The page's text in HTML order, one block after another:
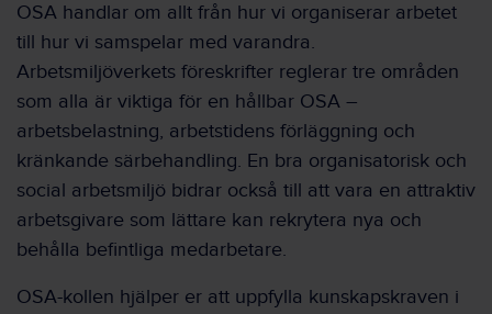
OSA handlar om allt från hur vi organiserar arbetet
till hur vi samspelar med varandra.
Arbetsmiljöverkets föreskrifter reglerar tre områden
som alla är viktiga för en hållbar OSA –
arbetsbelastning, arbetstidens förläggning och
kränkande särbehandling. En bra organisatorisk och
social arbetsmiljö bidrar också till att vara en attraktiv
arbetsgivare som lättare kan rekrytera nya och
behålla befintliga medarbetare.
OSA-kollen hjälper er att uppfylla kunskapskraven i